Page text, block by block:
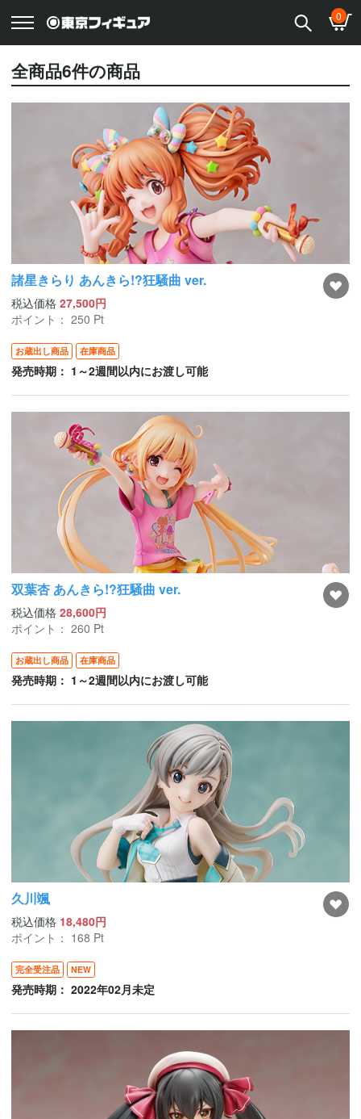
0
全商品6件の商品
諸星きらり あんきら!?狂騒曲 ver.
税込価格 27,500円
ポイント： 250 Pt
お蔵出し商品 在庫商品
発売時期： 1～2週間以内にお渡し可能
双葉杏 あんきら!?狂騒曲 ver.
税込価格 28,600円
ポイント： 260 Pt
お蔵出し商品 在庫商品
発売時期： 1～2週間以内にお渡し可能
久川颯
税込価格 18,480円
ポイント： 168 Pt
完全受注品 NEW
発売時期： 2022年02月未定